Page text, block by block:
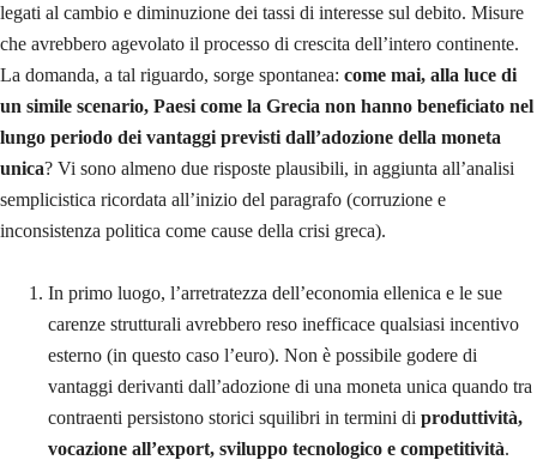
legati al cambio e diminuzione dei tassi di interesse sul debito. Misure
che avrebbero agevolato il processo di crescita dell’intero continente.
La domanda, a tal riguardo, sorge spontanea: come mai, alla luce di
un simile scenario, Paesi come la Grecia non hanno beneficiato nel
lungo periodo dei vantaggi previsti dall’adozione della moneta
unica? Vi sono almeno due risposte plausibili, in aggiunta all’analisi
semplicistica ricordata all’inizio del paragrafo (corruzione e
inconsistenza politica come cause della crisi greca).
In primo luogo, l’arretratezza dell’economia ellenica e le sue
carenze strutturali avrebbero reso inefficace qualsiasi incentivo
esterno (in questo caso l’euro). Non è possibile godere di
vantaggi derivanti dall’adozione di una moneta unica quando tra
contraenti persistono storici squilibri in termini di produttività,
vocazione all’export, sviluppo tecnologico e competitività.